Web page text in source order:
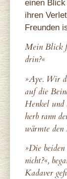
einen
ihren
Freunden
Mein Blick
drin?«
»Aye. Wir
auf die
Henkel
herb rann
wärmte den
»Die
nicht?«,
Kadaver